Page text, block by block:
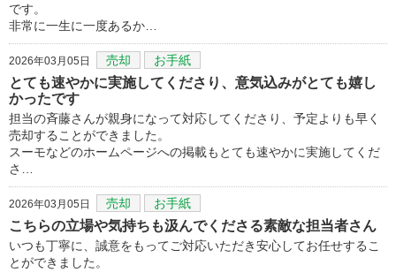
です。
非常に一生に一度あるか…
2026年03月05日 売却 お手紙
とても速やかに実施してくださり、意気込みがとても嬉し
かったです
担当の斉藤さんが親身になって対応してくださり、予定よりも早く
売却することができました。
スーモなどのホームページへの掲載もとても速やかに実施してくだ
さ…
2026年03月05日 売却 お手紙
こちらの立場や気持ちも汲んでくださる素敵な担当者さん
いつも丁寧に、誠意をもってご対応いただき安心してお任せするこ
とができました。